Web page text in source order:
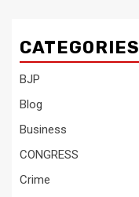
CATEGORIES
BJP
Blog
Business
CONGRESS
Crime